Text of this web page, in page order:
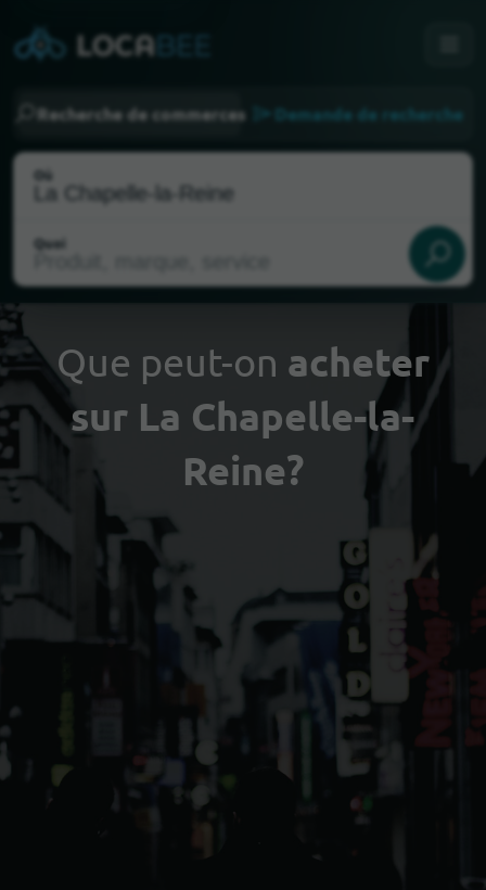
Recherche de commerces Demande de recherche
Où
Quoi
Choisir ma localisation
Que peut-on acheter
sur La Chapelle-la-
Reine?